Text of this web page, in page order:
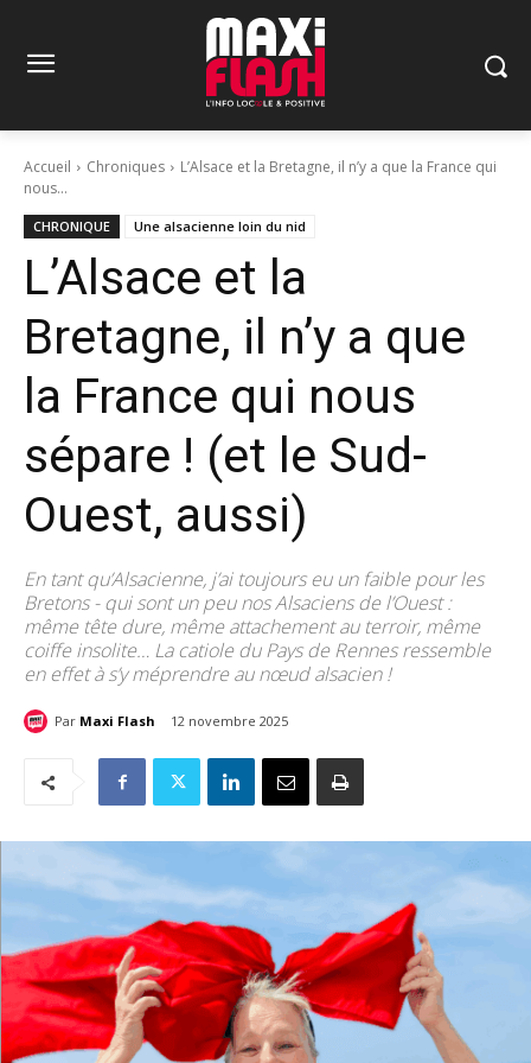
Accueil Chroniques
L’Alsace et la Bretagne, il n’y a que la France qui
nous...
CHRONIQUE Une alsacienne loin du nid
L’Alsace et la
Bretagne, il n’y a que
la France qui nous
sépare ! (et le Sud-
Ouest, aussi)
En tant qu’Alsacienne, j’ai toujours eu un faible pour les
Bretons - qui sont un peu nos Alsaciens de l’Ouest :
même tête dure, même attachement au terroir, même
coiffe insolite… La catiole du Pays de Rennes ressemble
en effet à s’y méprendre au nœud alsacien !
Par Maxi Flash 12 novembre 2025